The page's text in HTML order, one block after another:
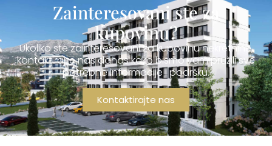
Zainteresovani ste za
kupovinu?
Ukoliko ste zainteresovani za kupovinu nekretnine,
kontaktirajte nas danas kako bismo vam pružili sve
potrebne informacije i podršku.
Kontaktirajte nas